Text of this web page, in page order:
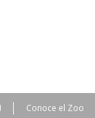
Conoce el Zoo